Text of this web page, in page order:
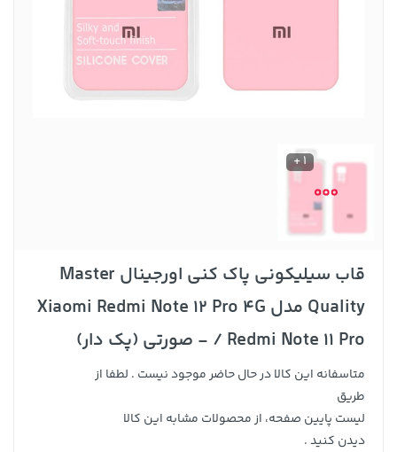
1 +
قاب سیلیکونی پاک کنی اورجینال Master
Quality مدل Xiaomi Redmi Note 12 Pro 4G
/ Redmi Note 11 Pro - صورتی (پک دار)
متاسفانه این کالا در حال حاضر موجود نیست . لطفا از
طریق
لیست پایین صفحه، از محصولات مشابه این کالا
دیدن کنید .